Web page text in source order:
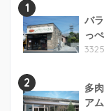
1
バ
っ
2
多
ア